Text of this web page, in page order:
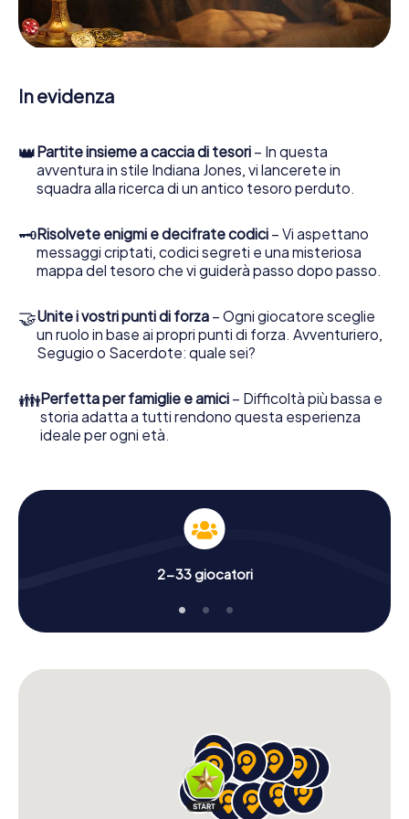
enigmatiche, la aiuta a raccogliere oggetti e la guida in
sicurezza per Yecla.
immergerete sempre più in profondità nell'emozionante
storia, presto scoprirete che il prezioso tesoro è a pochi
In evidenza
👑Partite insieme a caccia di tesori – In questa
avventura in stile Indiana Jones, vi lancerete in
squadra alla ricerca di un antico tesoro perduto.
🗝Risolvete enigmi e decifrate codici – Vi aspettano
messaggi criptati, codici segreti e una misteriosa
mappa del tesoro che vi guiderà passo dopo passo.
🤝Unite i vostri punti di forza – Ogni giocatore sceglie
un ruolo in base ai propri punti di forza. Avventuriero,
Segugio o Sacerdote: quale sei?
👪Perfetta per famiglie e amici – Difficoltà più bassa e
storia adatta a tutti rendono questa esperienza
ideale per ogni età.
2-33 giocatori